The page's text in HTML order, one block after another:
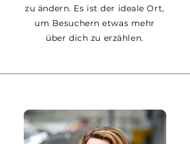
zu ändern. Es ist der ideale Ort,
um Besuchern etwas mehr
über dich zu erzählen.